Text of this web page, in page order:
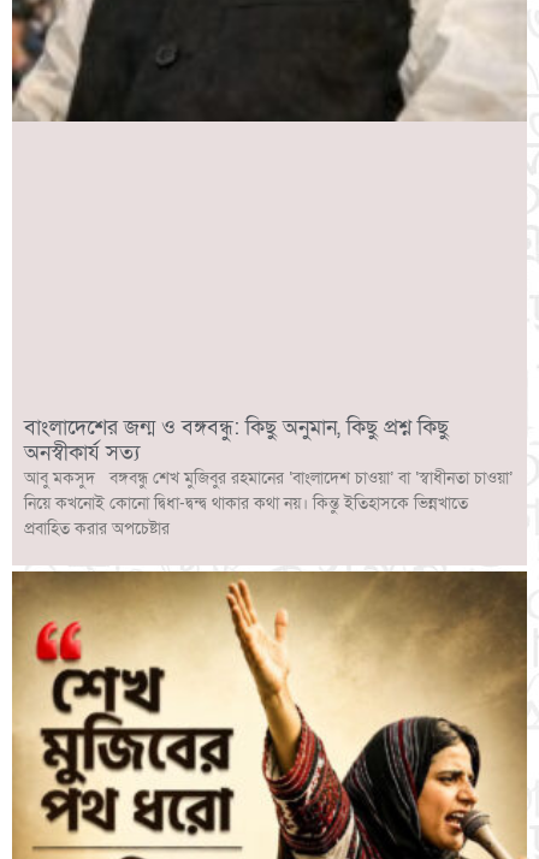
বাংলাদেশের জন্ম ও বঙ্গবন্ধু: কিছু অনুমান, কিছু প্রশ্ন কিছু
অনস্বীকার্য সত্য
আবু মকসুদ বঙ্গবন্ধু শেখ মুজিবুর রহমানের ‘বাংলাদেশ চাওয়া’ বা ‘স্বাধীনতা চাওয়া’
নিয়ে কখনোই কোনো দ্বিধা-দ্বন্দ্ব থাকার কথা নয়। কিন্তু ইতিহাসকে ভিন্নখাতে
প্রবাহিত করার অপচেষ্টার